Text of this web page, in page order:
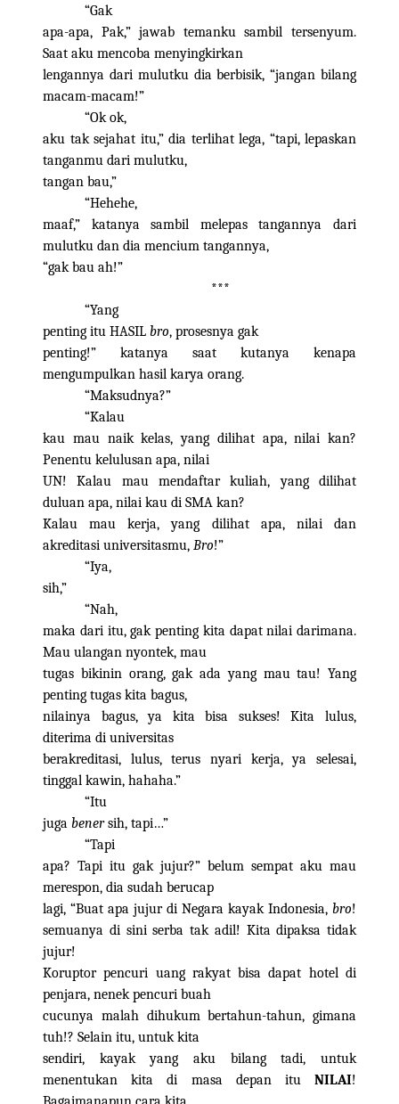
“Gak
apa-apa, Pak,” jawab temanku sambil tersenyum.
Saat aku mencoba menyingkirkan
lengannya dari mulutku dia berbisik, “jangan bilang
macam-macam!”
“Ok ok,
aku tak sejahat itu,” dia terlihat lega, “tapi, lepaskan
tanganmu dari mulutku,
tangan bau,”
“Hehehe,
maaf,” katanya sambil melepas tangannya dari
mulutku dan dia mencium tangannya,
“gak bau ah!”
***
“Yang
penting itu HASIL bro, prosesnya gak
penting!” katanya saat kutanya kenapa
mengumpulkan hasil karya orang.
“Maksudnya?”
“Kalau
kau mau naik kelas, yang dilihat apa, nilai kan?
Penentu kelulusan apa, nilai
UN! Kalau mau mendaftar kuliah, yang dilihat
duluan apa, nilai kau di SMA kan?
Kalau mau kerja, yang dilihat apa, nilai dan
akreditasi universitasmu, Bro!”
“Iya,
sih,”
“Nah,
maka dari itu, gak penting kita dapat nilai darimana.
Mau ulangan nyontek, mau
tugas bikinin orang, gak ada yang mau tau! Yang
penting tugas kita bagus,
nilainya bagus, ya kita bisa sukses! Kita lulus,
diterima di universitas
berakreditasi, lulus, terus nyari kerja, ya selesai,
tinggal kawin, hahaha.”
“Itu
juga benersih, tapi…”
“Tapi
apa? Tapi itu gak jujur?” belum sempat aku mau
merespon, dia sudah berucap
lagi, “Buat apa jujur di Negara kayak Indonesia, bro!
semuanya di sini serba tak adil! Kita dipaksa tidak
jujur!
Koruptor pencuri uang rakyat bisa dapat hotel di
penjara, nenek pencuri buah
cucunya malah dihukum bertahun-tahun, gimana
tuh!? Selain itu, untuk kita
sendiri, kayak yang aku bilang tadi, untuk
menentukan kita di masa depan itu NILAI!